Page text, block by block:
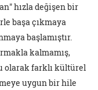
hızla değişen bir
başa çıkmaya
başlamıştır.
kalmamış,
olarak farklı kültürel
uygun bir hile